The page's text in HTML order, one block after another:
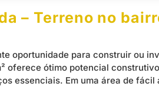
– Terreno no
oportunidade para construir ou
oferece ótimo potencial
essenciais. Em uma área de